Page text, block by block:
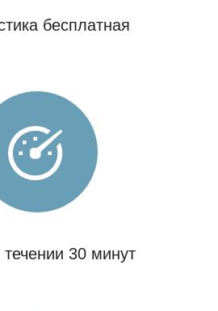
бесплатная
30 минут